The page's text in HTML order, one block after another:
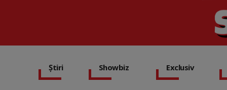
Știri Showbiz Exclusiv